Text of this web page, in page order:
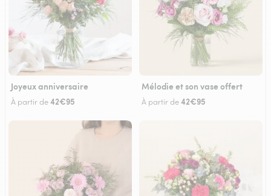
Joyeux anniversaire
À partir de42€95
Mélodie et son vase offert
À partir de42€95